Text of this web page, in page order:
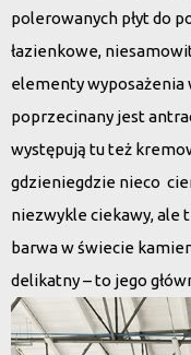
polerowanych płyt do
łazienkowe,
elementy wyposażenia
poprzecinany jest
występują tu też
gdzieniegdzie nieco
niezwykle ciekawy, ale
barwa w świecie
delikatny – to jego